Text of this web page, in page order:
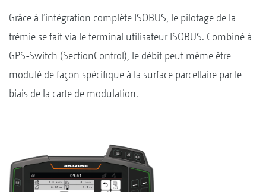
Grâce à l’intégration complète ISOBUS, le pilotage de la
trémie se fait via le terminal utilisateur ISOBUS. Combiné à
GPS-Switch (SectionControl), le débit peut même être
modulé de façon spécifique à la surface parcellaire par le
biais de la carte de modulation.